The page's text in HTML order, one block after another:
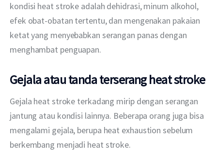
kondisi heat stroke adalah dehidrasi, minum alkohol,
efek obat-obatan tertentu, dan mengenakan pakaian
ketat yang menyebabkan serangan panas dengan
menghambat penguapan.
Gejala atau tanda terserang heat stroke
Gejala heat stroke terkadang mirip dengan serangan
jantung atau kondisi lainnya. Beberapa orang juga bisa
mengalami gejala, berupa heat exhaustion sebelum
berkembang menjadi heat stroke.